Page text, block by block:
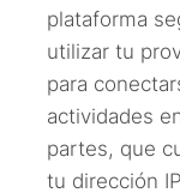
plataforma
utilizar tu
para
actividades
partes, que
tu dirección